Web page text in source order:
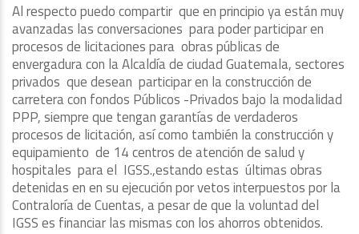
Al respecto puedo compartir que en principio ya están muy
avanzadas las conversaciones para poder participar en
procesos de licitaciones para obras públicas de
envergadura con la Alcaldía de ciudad Guatemala, sectores
privados que desean participar en la construcción de
carretera con fondos Públicos -Privados bajo la modalidad
PPP, siempre que tengan garantías de verdaderos
procesos de licitación, así como también la construcción y
equipamiento de 14 centros de atención de salud y
hospitales para el IGSS.,estando estas últimas obras
detenidas en en su ejecución por vetos interpuestos por la
Contraloría de Cuentas, a pesar de que la voluntad del
IGSS es financiar las mismas con los ahorros obtenidos.